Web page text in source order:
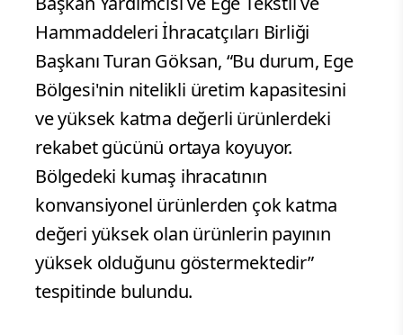
Hammaddeleri İhracatçıları Birliği
Başkanı Turan Göksan, “Bu durum, Ege
Bölgesi'nin nitelikli üretim kapasitesini
ve yüksek katma değerli ürünlerdeki
rekabet gücünü ortaya koyuyor.
Bölgedeki kumaş ihracatının
konvansiyonel ürünlerden çok katma
değeri yüksek olan ürünlerin payının
yüksek olduğunu göstermektedir”
tespitinde bulundu.